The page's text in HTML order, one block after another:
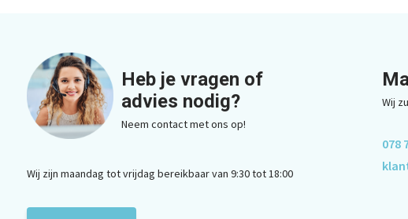
Heb je vragen of
advies nodig?
Neem contact met ons op!
Wij zijn maandag tot vrijdag bereikbaar van 9:30 tot 18:00
Wij
078